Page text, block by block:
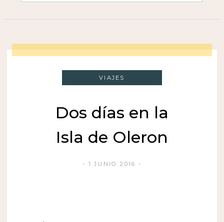
VIAJES
Dos días en la
Isla de Oleron
1 JUNIO 2016